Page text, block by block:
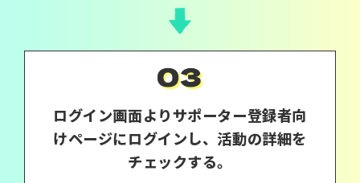
ログイン画面よりサポーター登録者向
けページにログインし、活動の詳細を
チェックする。